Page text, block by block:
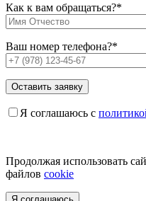
Как к вам обращаться?*
Ваш номер телефона?*
Я соглашаюсь с
Продолжая использовать
файлов cookie